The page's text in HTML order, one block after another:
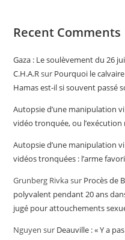
Recent Comments
Gaza : Le soulèvement du 26
C.H.A.Rsur Pourquoi le
Hamas est-il si souvent passé
Autopsie d’une manipulation
vidéo tronquée, ou
Autopsie d’une manipulation
vidéos tronquées : l’arme
Grunberg Rivkasur Procès de
polyvalent pendant 20 ans
jugé pour attouchements
Nguyen sur Deauville : « Y a